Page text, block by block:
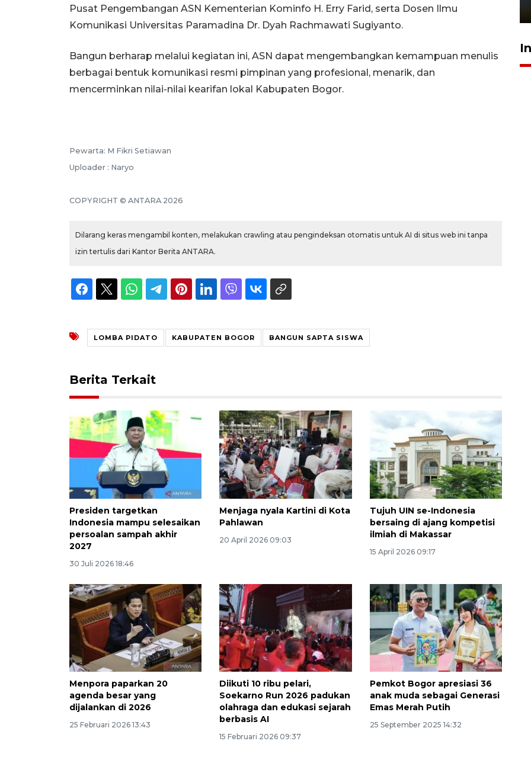
Pusat Pengembangan ASN Kementerian Kominfo H. Erry Farid, serta Dosen Ilmu
Komunikasi Universitas Paramadina Dr. Dyah Rachmawati Sugiyanto.
Bangun berharap melalui kegiatan ini, ASN dapat mengembangkan kemampuan menulis
berbagai bentuk komunikasi resmi pimpinan yang profesional, menarik, dan
mencerminkan nilai-nilai kearifan lokal Kabupaten Bogor.
Pewarta: M Fikri Setiawan
Uploader : Naryo
COPYRIGHT © ANTARA 2026
Dilarang keras mengambil konten, melakukan crawling atau pengindeksan otomatis untuk AI di situs web ini tanpa
izin tertulis dari Kantor Berita ANTARA.
LOMBA PIDATO KABUPATEN BOGOR BANGUN SAPTA SISWA
Berita Terkait
Presiden targetkan
Indonesia mampu selesaikan
persoalan sampah akhir
2027
30 Juli 2026 18:46
Menjaga nyala Kartini di Kota
Pahlawan
20 April 2026 09:03
Tujuh UIN se-Indonesia
bersaing di ajang kompetisi
ilmiah di Makassar
15 April 2026 09:17
Menpora paparkan 20
agenda besar yang
dijalankan di 2026
25 Februari 2026 13:43
Diikuti 10 ribu pelari,
Soekarno Run 2026 padukan
olahraga dan edukasi sejarah
berbasis AI
15 Februari 2026 09:37
Pemkot Bogor apresiasi 36
anak muda sebagai Generasi
Emas Merah Putih
25 September 2025 14:32
1 Juni 2026 05:47
Sinyal positif perekonomian
Indonesia
2026-08-05 15:00:00